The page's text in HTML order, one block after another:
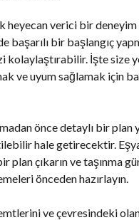
heyecan verici bir
başarılı bir başlangıç
kolaylaştırabilir. İşte size
ve uyum sağlamak için
önce detaylı bir plan
hale getirecektir.
plan çıkarın ve taşınma
önceden hazırlayın.
ve çevresindeki